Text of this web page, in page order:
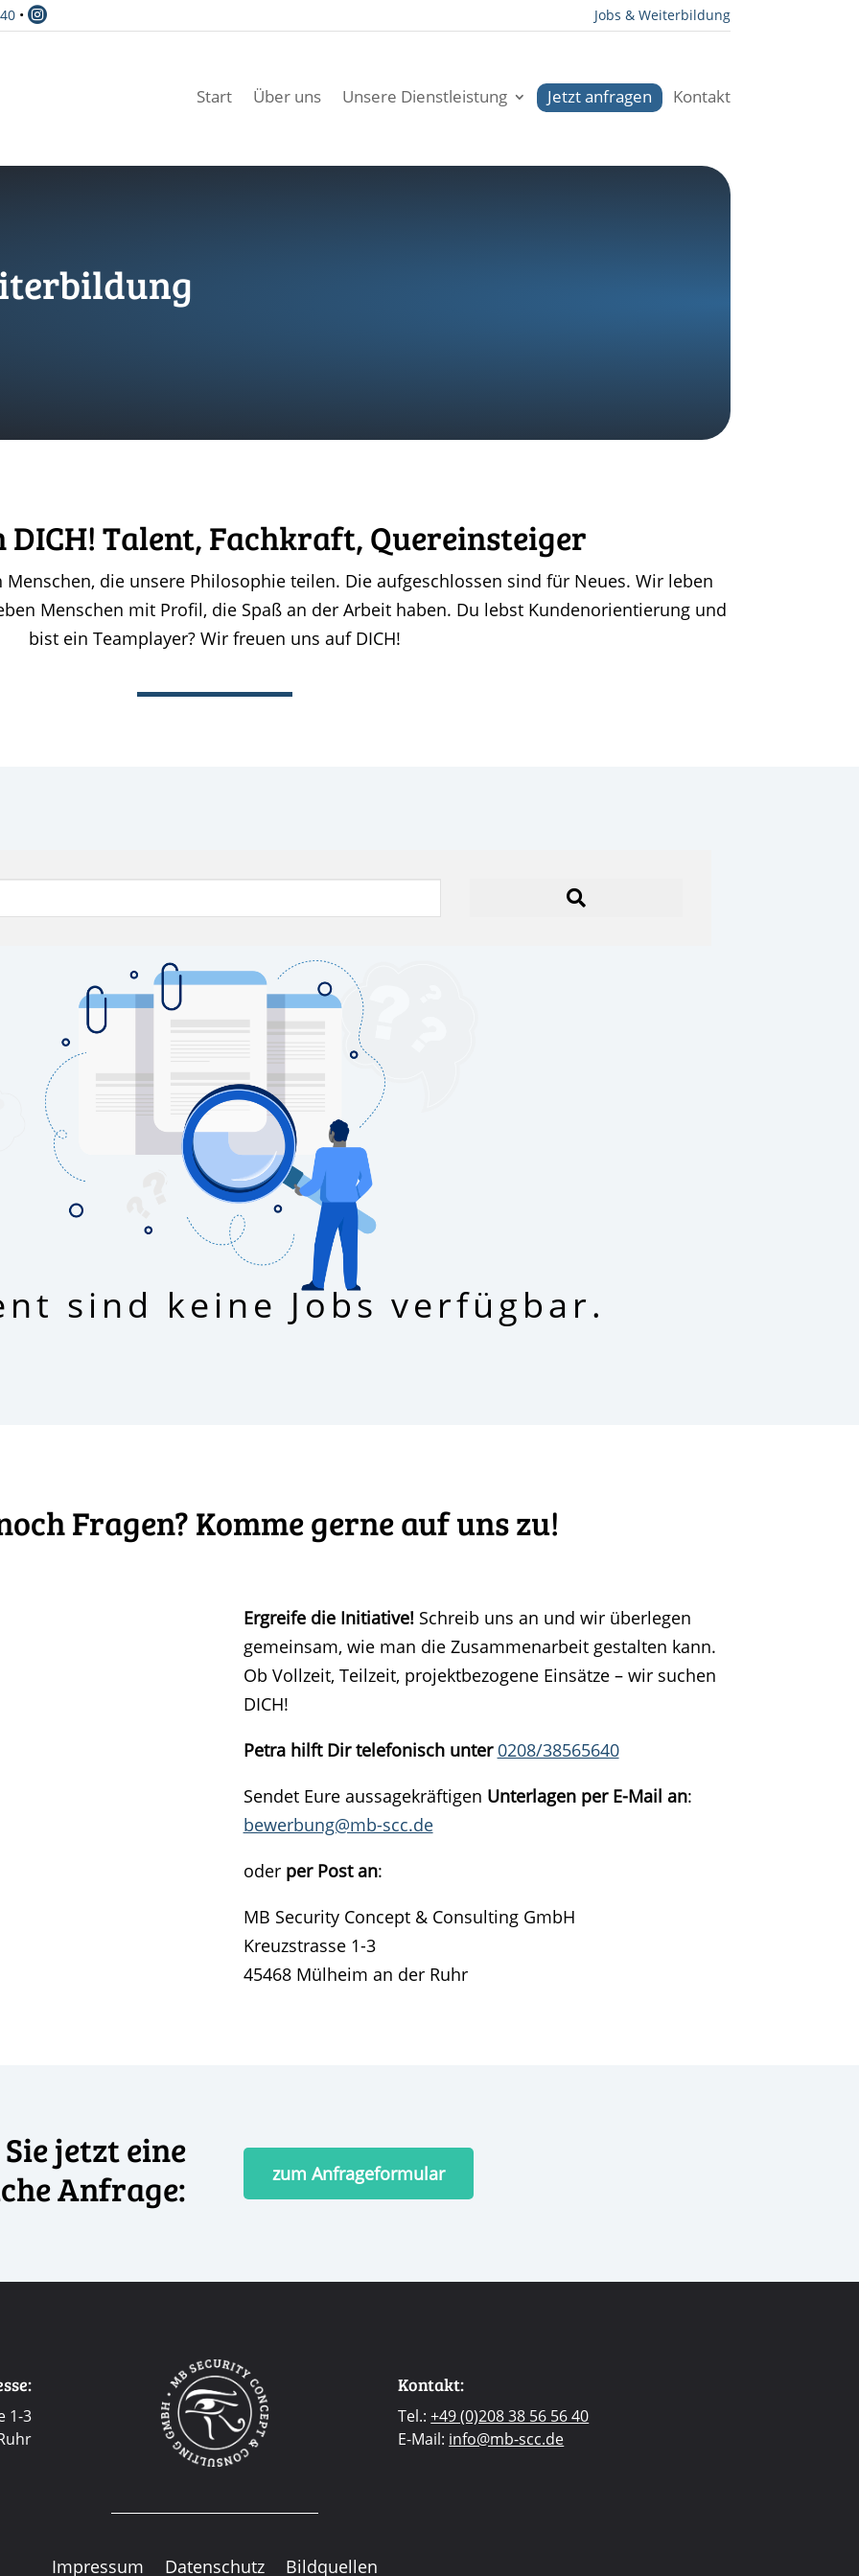
• Jobs & Weiterbildung
Start Über uns Unsere Dienstleistung Jetzt anfragen Kontakt
DICH! Talent, Fachkraft, Quereinsteiger
die unsere Philosophie teilen. Die aufgeschlossen sind für Neues. Wir leben
Menschen mit Profil, die Spaß an der Arbeit haben. Du lebst Kundenorientierung und
bist ein Teamplayer? Wir freuen uns auf DICH!
sind keine Jobs verfügbar.
Fragen? Komme gerne auf uns zu!
Ergreife die Initiative!Schreib uns an und wir überlegen
gemeinsam, wie man die Zusammenarbeit gestalten kann.
Ob Vollzeit, Teilzeit, projektbezogene Einsätze – wir suchen
DICH!
Petra hilft Dir telefonisch unter 0208/38565640
Sendet Eure aussagekräftigen Unterlagen per E-Mail an:
bewerbung@mb-scc.de
oder per Post an:
MB Security Concept & Consulting GmbH
Kreuzstrasse 1-3
45468 Mülheim an der Ruhr
jetzt eine
Anfrage:
zum Anfrageformular
1-3
Kontakt:
Tel.:+49 (0)208 38 56 56 40
E-Mail: info@mb-scc.de
Impressum Datenschutz Bildquellen